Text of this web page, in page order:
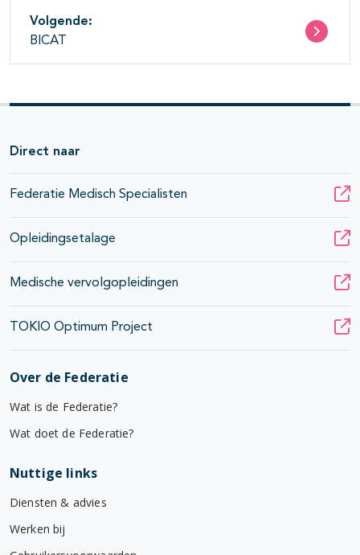
Volgende:
BICAT
Direct naar
Federatie Medisch Specialisten
Opleidingsetalage
Medische vervolgopleidingen
TOKIO Optimum Project
Over de Federatie
Wat is de Federatie?
Wat doet de Federatie?
Nuttige links
Diensten & advies
Werken bij